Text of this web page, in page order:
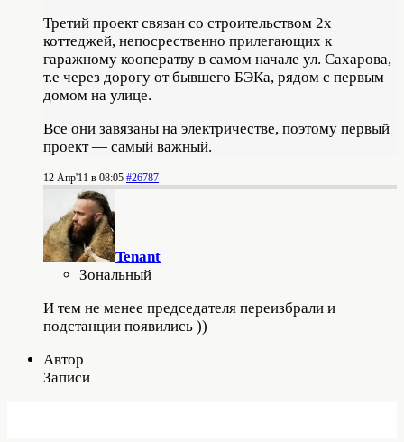
Третий проект связан со строительством 2х
коттеджей, непосрественно прилегающих к
гаражному кооператву в самом начале ул. Сахарова,
т.е через дорогу от бывшего БЭКа, рядом с первым
домом на улице.
Все они завязаны на электричестве, поэтому первый
проект — самый важный.
12 Апр'11 в 08:05 #26787
Tenant
Зональный
И тем не менее председателя переизбрали и
подстанции появились ))
Автор
Записи